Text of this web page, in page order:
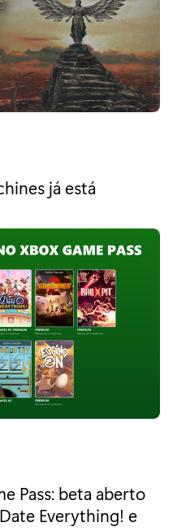
"
C
h
e
n
o
e
m
2
d
e
n
e
já está
Pass: beta aberto
Everything! e